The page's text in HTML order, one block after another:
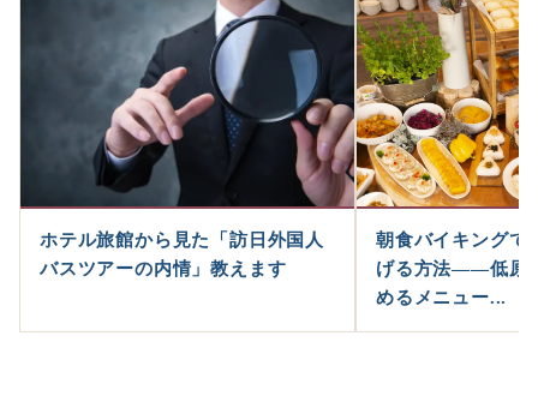
ホテル旅館から見た「訪日外国人
バスツアーの内情」教えます
朝食バイキングで
げる方法――低原
めるメニュー...